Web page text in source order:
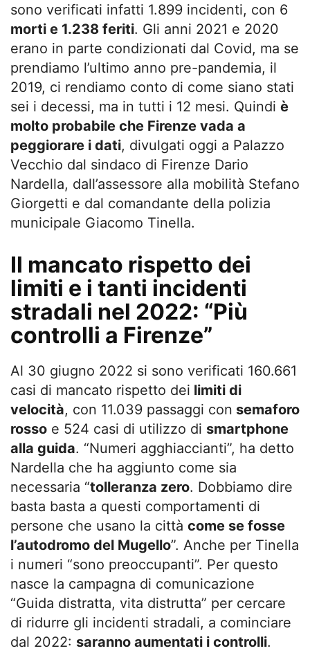
sono verificati infatti 1.899 incidenti, con 6
morti e 1.238 feriti. Gli anni 2021 e 2020
erano in parte condizionati dal Covid, ma se
prendiamo l’ultimo anno pre-pandemia, il
2019, ci rendiamo conto di come siano stati
sei i decessi, ma in tutti i 12 mesi. Quindi è
molto probabile che Firenze vada a
peggiorare i dati, divulgati oggi a Palazzo
Vecchio dal sindaco di Firenze Dario
Nardella, dall’assessore alla mobilità Stefano
Giorgetti e dal comandante della polizia
municipale Giacomo Tinella.
Il mancato rispetto dei
limiti e i tanti incidenti
stradali nel 2022: “Più
controlli a Firenze”
Al 30 giugno 2022 si sono verificati 160.661
casi di mancato rispetto dei limiti di
velocità, con 11.039 passaggi con semaforo
rosso e 524 casi di utilizzo di smartphone
alla guida. “Numeri agghiaccianti”, ha detto
Nardella che ha aggiunto come sia
necessaria “tolleranza zero. Dobbiamo dire
basta basta a questi comportamenti di
persone che usano la città come se fosse
l’autodromo del Mugello”. Anche per Tinella
i numeri “sono preoccupanti”. Per questo
nasce la campagna di comunicazione
“Guida distratta, vita distrutta” per cercare
di ridurre gli incidenti stradali, a cominciare
dal 2022: saranno aumentati i controlli.